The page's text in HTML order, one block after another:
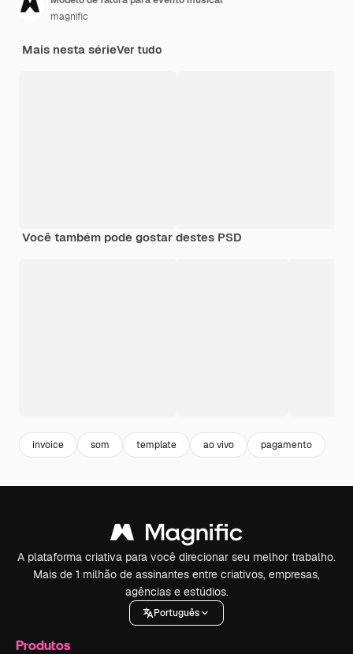
magnific
Mais nesta sérieVer tudo
Você também pode gostar destes PSD
invoice som template ao vivo pagamento
A plataforma criativa para você direcionar seu melhor trabalho.
Mais de 1 milhão de assinantes entre criativos, empresas,
agências e estúdios.
Português
Produtos